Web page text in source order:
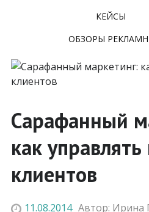
КЕЙСЫ
ОБЗОРЫ
Сарафанный
как
клиентов
11.08.2014 Автор: Ирина